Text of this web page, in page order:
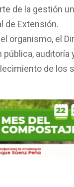
de la gestión
de Extensión.
organismo, el
auditoría
de los